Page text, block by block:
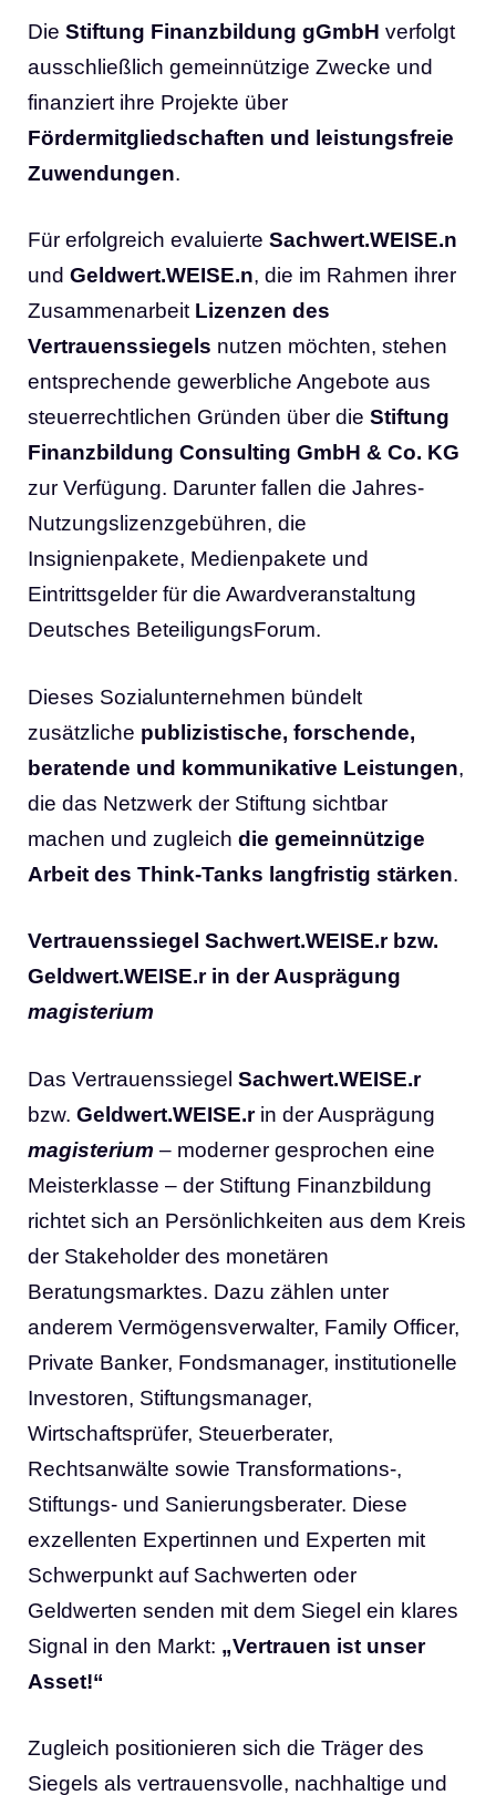
Die Stiftung Finanzbildung gGmbH verfolgt
ausschließlich gemeinnützige Zwecke und
finanziert ihre Projekte über
Fördermitgliedschaften und leistungsfreie
Zuwendungen.
Für erfolgreich evaluierte Sachwert.WEISE.n
und Geldwert.WEISE.n, die im Rahmen ihrer
ZusammenarbeitLizenzen des
Vertrauenssiegels nutzen möchten, stehen
entsprechende gewerbliche Angebote aus
steuerrechtlichen Gründen über die Stiftung
Finanzbildung Consulting GmbH & Co. KG
zur Verfügung. Darunter fallen die Jahres-
Nutzungslizenzgebühren, die
Insignienpakete, Medienpakete und
Eintrittsgelder für die Awardveranstaltung
Deutsches BeteiligungsForum.
Dieses Sozialunternehmen bündelt
zusätzliche publizistische, forschende,
beratende und kommunikative Leistungen,
die das Netzwerk der Stiftung sichtbar
machen und zugleich die gemeinnützige
Arbeit des Think-Tanks langfristig stärken.
Vertrauenssiegel Sachwert.WEISE.r bzw.
Geldwert.WEISE.r in der Ausprägung
magisterium
Das Vertrauenssiegel Sachwert.WEISE.r
bzw. Geldwert.WEISE.rin der Ausprägung
magisterium – moderner gesprochen eine
Meisterklasse – der Stiftung Finanzbildung
richtet sich an Persönlichkeiten aus dem Kreis
der Stakeholder des monetären
Beratungsmarktes. Dazu zählen unter
anderem Vermögensverwalter, Family Officer,
Private Banker, Fondsmanager, institutionelle
Investoren, Stiftungsmanager,
Wirtschaftsprüfer, Steuerberater,
Rechtsanwälte sowie Transformations-,
Stiftungs- und Sanierungsberater. Diese
exzellenten Expertinnen und Experten mit
Schwerpunkt auf Sachwerten oder
Geldwerten senden mit dem Siegel ein klares
Signal in den Markt: „Vertrauen ist unser
Asset!“
Zugleich positionieren sich die Träger des
Siegels als vertrauensvolle, nachhaltige und